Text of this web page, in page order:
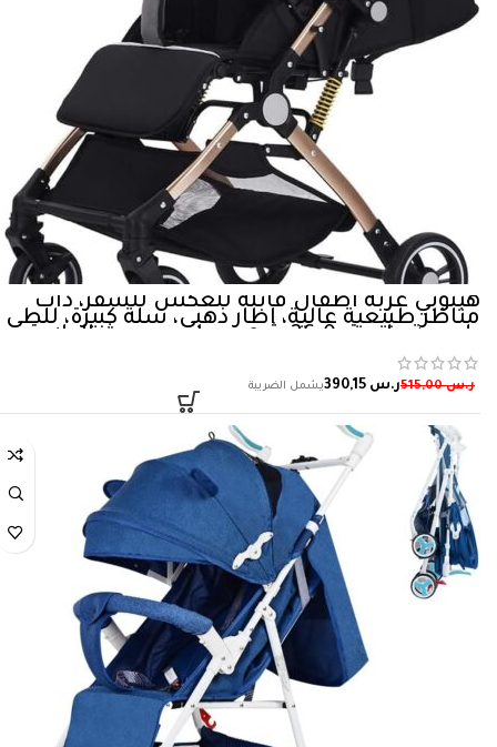
هيبوبي عربة اطفال قابلة للعكس للسفر، ذات
مناظر طبيعية عالية، اطار ذهبي، سلة كبيرة، للطي
بلمسة واحدة، 0-36 شهر، رمادي، حديث الولادة
ر.س515,00 ر.س